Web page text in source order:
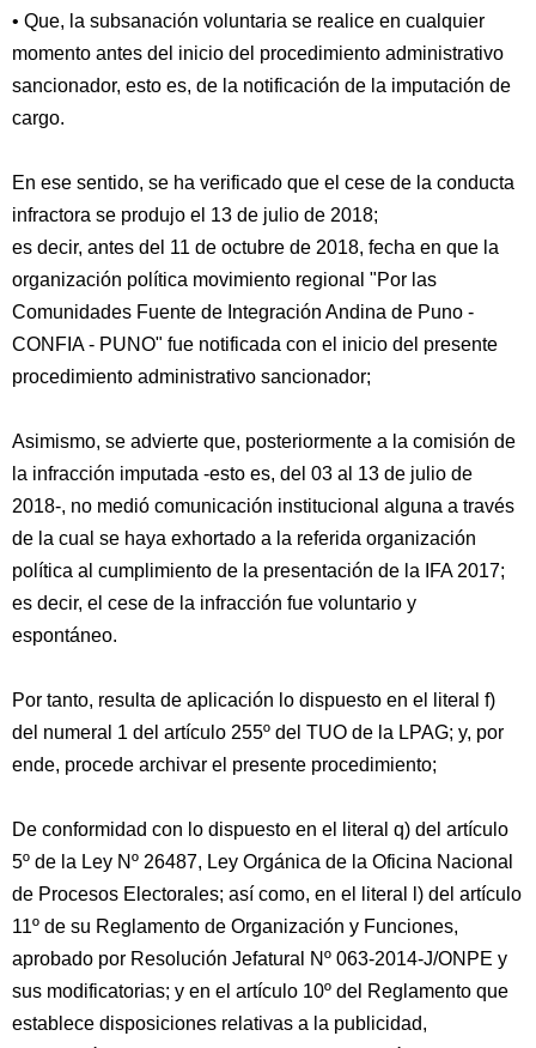
• Que, la subsanación voluntaria se realice en cualquier
momento antes del inicio del procedimiento administrativo
sancionador, esto es, de la notificación de la imputación de
cargo.
En ese sentido, se ha verificado que el cese de la conducta
infractora se produjo el 13 de julio de 2018;
es decir, antes del 11 de octubre de 2018, fecha en que la
organización política movimiento regional "Por las
Comunidades Fuente de Integración Andina de Puno -
CONFIA - PUNO" fue notificada con el inicio del presente
procedimiento administrativo sancionador;
Asimismo, se advierte que, posteriormente a la comisión de
la infracción imputada -esto es, del 03 al 13 de julio de
2018-, no medió comunicación institucional alguna a través
de la cual se haya exhortado a la referida organización
política al cumplimiento de la presentación de la IFA 2017;
es decir, el cese de la infracción fue voluntario y
espontáneo.
Por tanto, resulta de aplicación lo dispuesto en el literal f)
del numeral 1 del artículo 255º del TUO de la LPAG; y, por
ende, procede archivar el presente procedimiento;
De conformidad con lo dispuesto en el literal q) del artículo
5º de la Ley Nº 26487, Ley Orgánica de la Oficina Nacional
de Procesos Electorales; así como, en el literal l) del artículo
11º de su Reglamento de Organización y Funciones,
aprobado por Resolución Jefatural Nº 063-2014-J/ONPE y
sus modificatorias; y en el artículo 10º del Reglamento que
establece disposiciones relativas a la publicidad,